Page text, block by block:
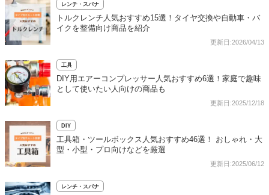
レンチ・スパナ
トルクレンチ人気おすすめ15選！タイヤ交換や自動車・バ
イクを整備向け商品を紹介
更新日:2026/04/13
工具
DIY用エアーコンプレッサー人気おすすめ6選！家庭で趣味
として使いたい人向けの商品も
更新日:2025/12/18
DIY
工具箱・ツールボックス人気おすすめ46選！ おしゃれ・大
型・小型・プロ向けなどを厳選
更新日:2025/06/12
レンチ・スパナ